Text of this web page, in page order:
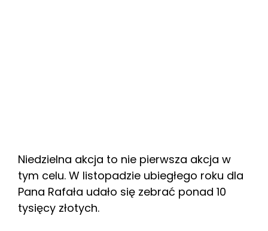
Niedzielna akcja to nie pierwsza akcja w
tym celu. W listopadzie ubiegłego roku dla
Pana Rafała udało się zebrać ponad 10
tysięcy złotych.